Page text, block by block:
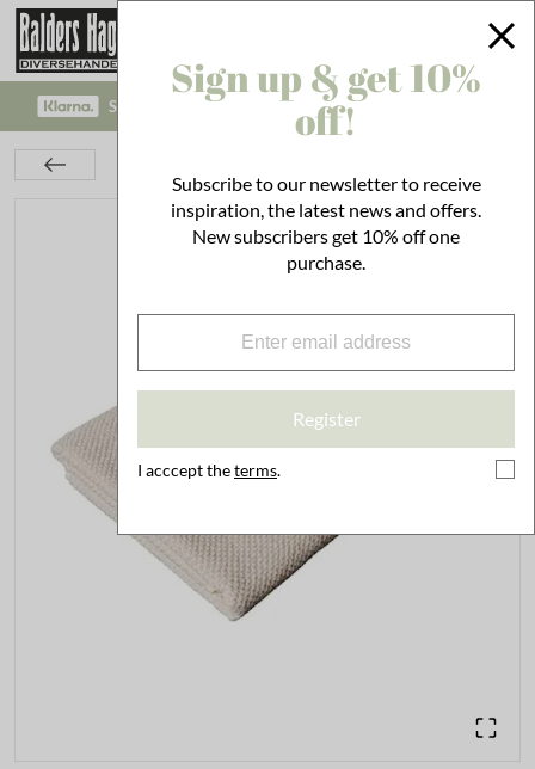
SAFE PAYMENT WITH KLARNA CHECKOUT!
Sign up & get 10%
off!
Subscribe to our newsletter to receive
inspiration, the latest news and offers.
New subscribers get 10% off one
purchase.
Register
I acccept theterms.